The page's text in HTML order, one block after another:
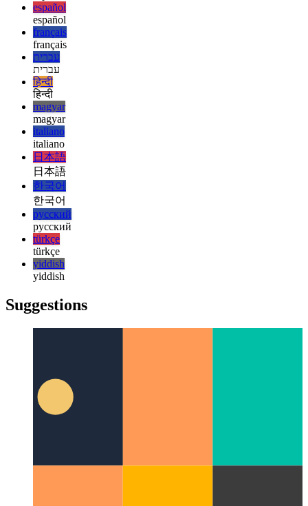
english
english
esperanto
esperanto
español
español
français
français
עברית
עברית
हिन्दी
हिन्दी
magyar
magyar
italiano
italiano
日本語
日本語
한국어
한국어
русский
русский
türkçe
yiddish